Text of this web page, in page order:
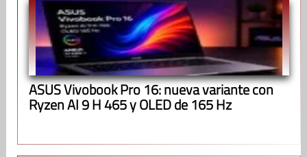
ASUS Vivobook Pro 16: nueva variante con
Ryzen AI 9 H 465 y OLED de 165 Hz